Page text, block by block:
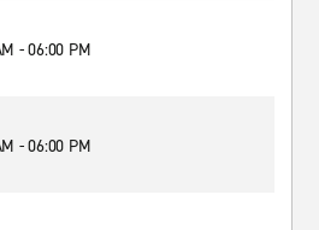
- 06:00 PM
- 06:00 PM